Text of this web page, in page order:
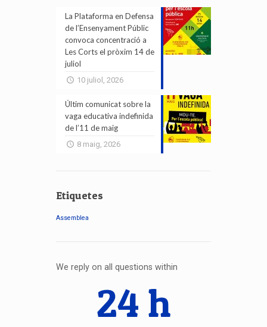
La Plataforma en Defensa
de l’Ensenyament Públic
convoca concentració a
Les Corts el pròxim 14 de
juliol
10 juliol, 2026
Últim comunicat sobre la
vaga educativa indefinida
de l’11 de maig
8 maig, 2026
Etiquetes
Assemblea
We reply on all questions within
24 h